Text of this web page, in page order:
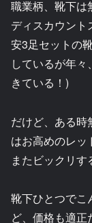
職業柄、靴下は
ディスカウント
安3足セットの
しているが年
きている！)
だけど、ある時
はお高めのレ
またビックリす
靴下ひとつでこ
ど、価格も適